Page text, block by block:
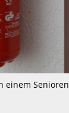
einem